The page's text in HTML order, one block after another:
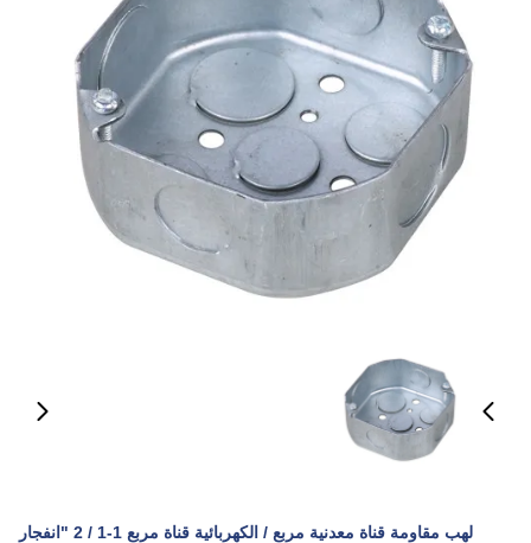
لهب مقاومة قناة معدنية مربع / الكهربائية قناة مربع 1-1 / 2 "انفجار